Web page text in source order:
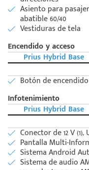
Escríbenos
+528121278366Postal
Ingresar
Asiento para
abatible 60/40
Vestiduras de tela
Encendido y acceso
Prius Hybrid Base
Botón de encendido
Infotenimiento
Prius Hybrid Base
Conector de 12 V (1),
Pantalla Multi-
Sistema Android
Sistema de audio